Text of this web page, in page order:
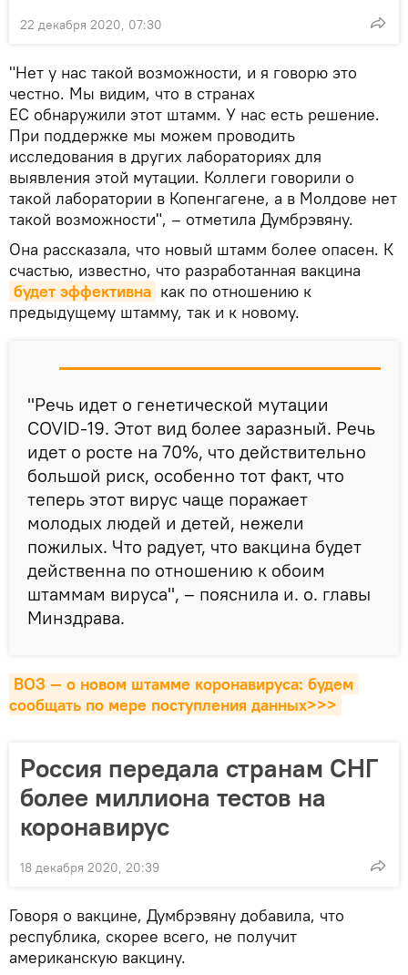
22 декабря 2020, 07:30
"Нет у нас такой возможности, и я говорю это
честно. Мы видим, что в странах
ЕС обнаружили этот штамм. У нас есть решение.
При поддержке мы можем проводить
исследования в других лабораториях для
выявления этой мутации. Коллеги говорили о
такой лаборатории в Копенгагене, а в Молдове нет
такой возможности", – отметила Думбрэвяну.
Она рассказала, что новый штамм более опасен. К
счастью, известно, что разработанная вакцина
будет эффективна как по отношению к
предыдущему штамму, так и к новому.
"Речь идет о генетической мутации
COVID-19. Этот вид более заразный. Речь
идет о росте на 70%, что действительно
большой риск, особенно тот факт, что
теперь этот вирус чаще поражает
молодых людей и детей, нежели
пожилых. Что радует, что вакцина будет
действенна по отношению к обоим
штаммам вируса", – пояснила и. о. главы
Минздрава.
ВОЗ — о новом штамме коронавируса: будем
сообщать по мере поступления данных>>>
Россия передала странам СНГ
более миллиона тестов на
коронавирус
18 декабря 2020, 20:39
Говоря о вакцине, Думбрэвяну добавила, что
республика, скорее всего, не получит
американскую вакцину.